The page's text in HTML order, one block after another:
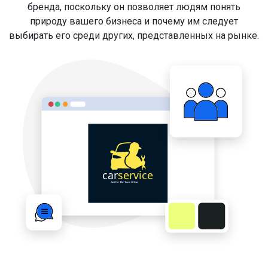
бренда, поскольку он позволяет людям понять
природу вашего бизнеса и почему им следует
выбирать его среди других, представленных на рынке.